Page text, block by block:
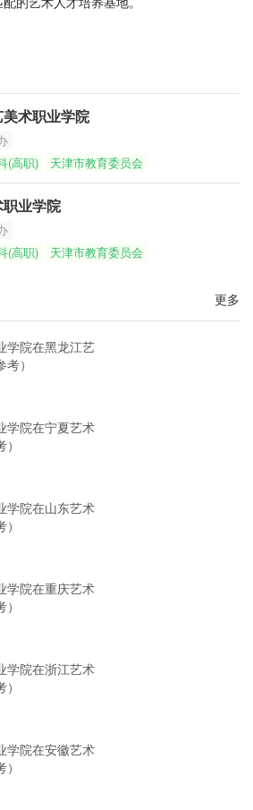
术职业学院
(高职) 天津市教育委员会
业学院
(高职) 天津市教育委员会
更多
学院在黑龙江艺
）
学院在宁夏艺术
学院在山东艺术
学院在重庆艺术
学院在浙江艺术
学院在安徽艺术